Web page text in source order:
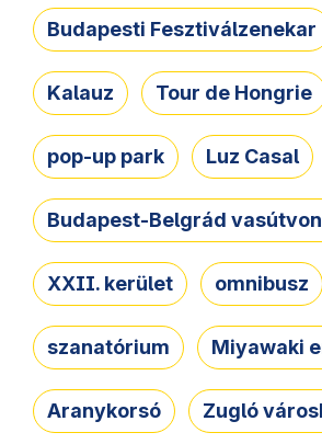
Budapesti Fesztiválzenekar
Kalauz Tour de Hongrie
pop-up park Luz Casal
Budapest-Belgrád
XXII. kerület omnibusz
szanatórium Miyawaki
Aranykorsó Zugló